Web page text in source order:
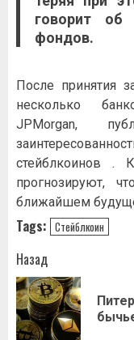
говорит об
фондов.
После принятия
несколько
JPMorgan,
стейблкоинов .
прогнозируют,
ближайшем
Tags: Стейблкоин
Навигация
записи
Назад